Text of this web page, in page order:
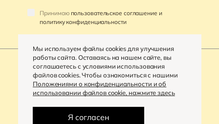
Мы используем файлы cookies для улучшения
работы сайта. Оставаясь на нашем сайте, вы
соглашаетесь с условиями использования
файлов cookies. Чтобы ознакомиться с нашими
Положениями о конфиденциальности и об
использовании файлов cookie, нажмите здесь
Я согласен
Принимаю пользовательское соглашение и
политику конфиденциальности
Политика конфиденциальности
Разработка сайта -
2026 «VARRA»